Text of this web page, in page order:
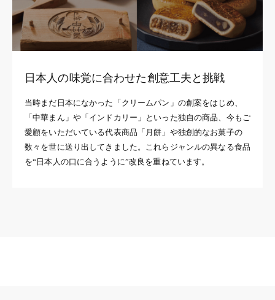
日本人の味覚に合わせた創意工夫と挑戦
当時まだ日本になかった「クリームパン」の創案をはじめ、
「中華まん」や「インドカリー」といった独自の商品、今もご
愛顧をいただいている代表商品「月餅」や独創的なお菓子の
数々を世に送り出してきました。これらジャンルの異なる食品
を“日本人の口に合うように”改良を重ねています。